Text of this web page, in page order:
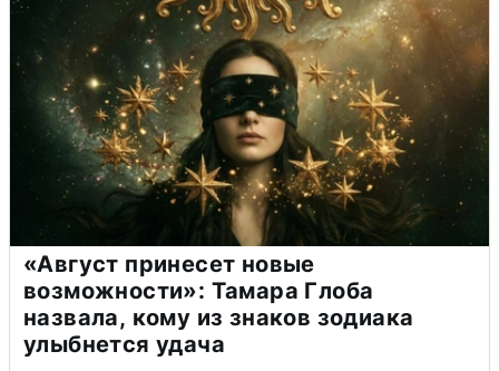
«Август принесет новые
возможности»: Тамара Глоба
назвала, кому из знаков зодиака
улыбнется удача